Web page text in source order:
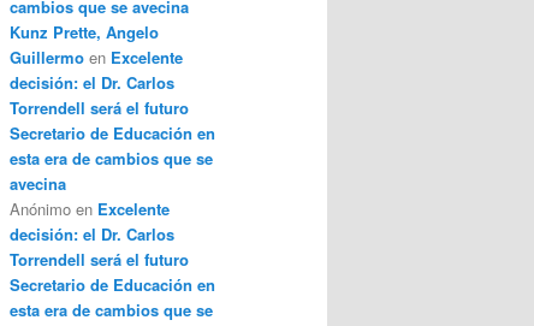
cambios que se avecina
Kunz Prette, Angelo
Guillermo en Excelente
decisión: el Dr. Carlos
Torrendell será el futuro
Secretario de Educación en
esta era de cambios que se
avecina
Anónimo en Excelente
decisión: el Dr. Carlos
Torrendell será el futuro
Secretario de Educación en
esta era de cambios que se